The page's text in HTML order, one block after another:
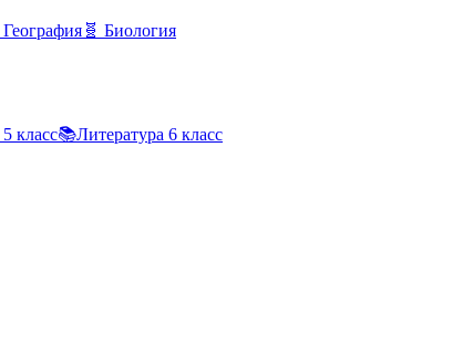
География 🧬 Биология
5 класс📚Литература 6 класс